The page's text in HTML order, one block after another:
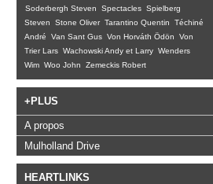
Soderbergh Steven
Spectacles Spielberg
Steven
Stone Oliver Tarantino Quentin
Téchiné
André
Van Sant Gus Von Horváth Ödön
Von
Trier Lars Wachowski Andy et Larry Wenders
Wim Woo John Zemeckis Robert
+PLUS
A propos
Mulholland Drive
HEARTLINKS